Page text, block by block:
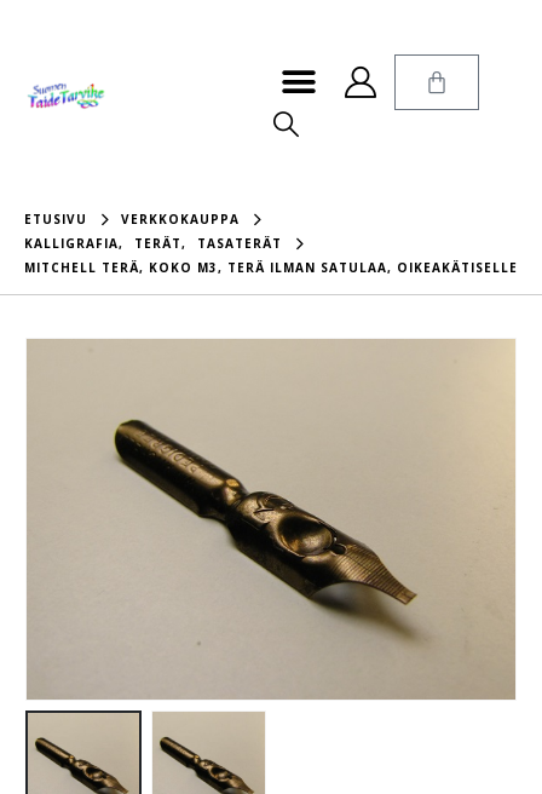
ETUSIVU
VERKKOKAUPPA
KALLIGRAFIA, TERÄT,
TASATERÄT
MITCHELL TERÄ, KOKO M3, TERÄ ILMAN SATULAA, OIKEAKÄTISELLE